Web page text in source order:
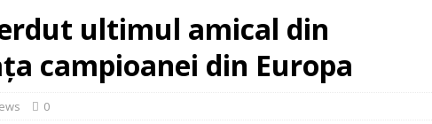
ultimul amical din
campioanei din Europa
0